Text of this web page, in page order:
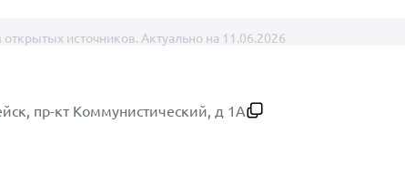
источников. Актуально на 11.06.2026
пр-кт Коммунистический, д 1А